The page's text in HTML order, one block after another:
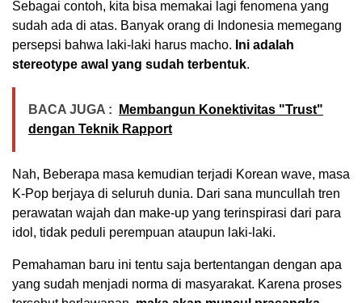
Sebagai contoh, kita bisa memakai lagi fenomena yang
sudah ada di atas. Banyak orang di Indonesia memegang
persepsi bahwa laki-laki harus macho. Ini adalah
stereotype awal yang sudah terbentuk.
BACA JUGA :
Membangun Konektivitas "Trust"
dengan Teknik Rapport
Nah, Beberapa masa kemudian terjadi Korean wave, masa
K-Pop berjaya di seluruh dunia. Dari sana muncullah tren
perawatan wajah dan make-up yang terinspirasi dari para
idol, tidak peduli perempuan ataupun laki-laki.
Pemahaman baru ini tentu saja bertentangan dengan apa
yang sudah menjadi norma di masyarakat. Karena proses